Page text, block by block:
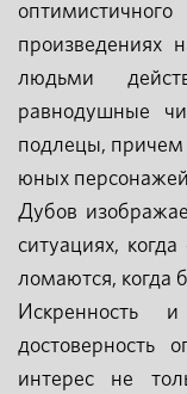
произведениях
людьми
равнодушные
подлецы, причем
юных
Дубов
ситуациях,
ломаются, когда
Искренность
достоверность
интерес не